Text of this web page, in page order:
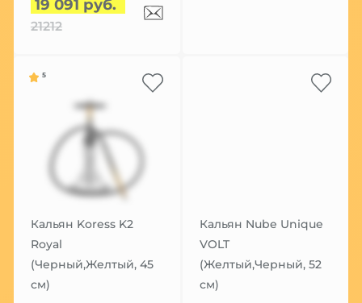
19 091 руб.
21212
5
Кальян Koress K2
Royal
(Черный,Желтый, 45
см)
Кальян Nube Unique
VOLT
(Желтый,Черный, 52
см)